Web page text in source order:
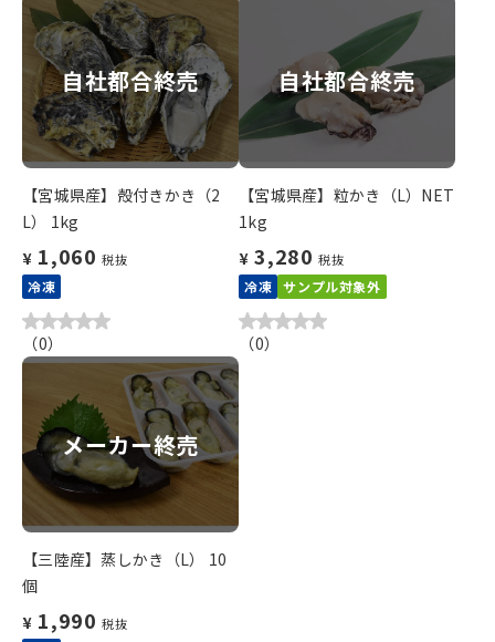
自社都合終売
【宮城県産】殻付きかき（2
L） 1kg
¥ 1,060 税抜
冷凍
（0）
自社都合終売
【宮城県産】粒かき（L）NET
1kg
¥ 3,280 税抜
冷凍 サンプル対象外
（0）
メーカー終売
【三陸産】蒸しかき（L） 10
個
¥ 1,990 税抜